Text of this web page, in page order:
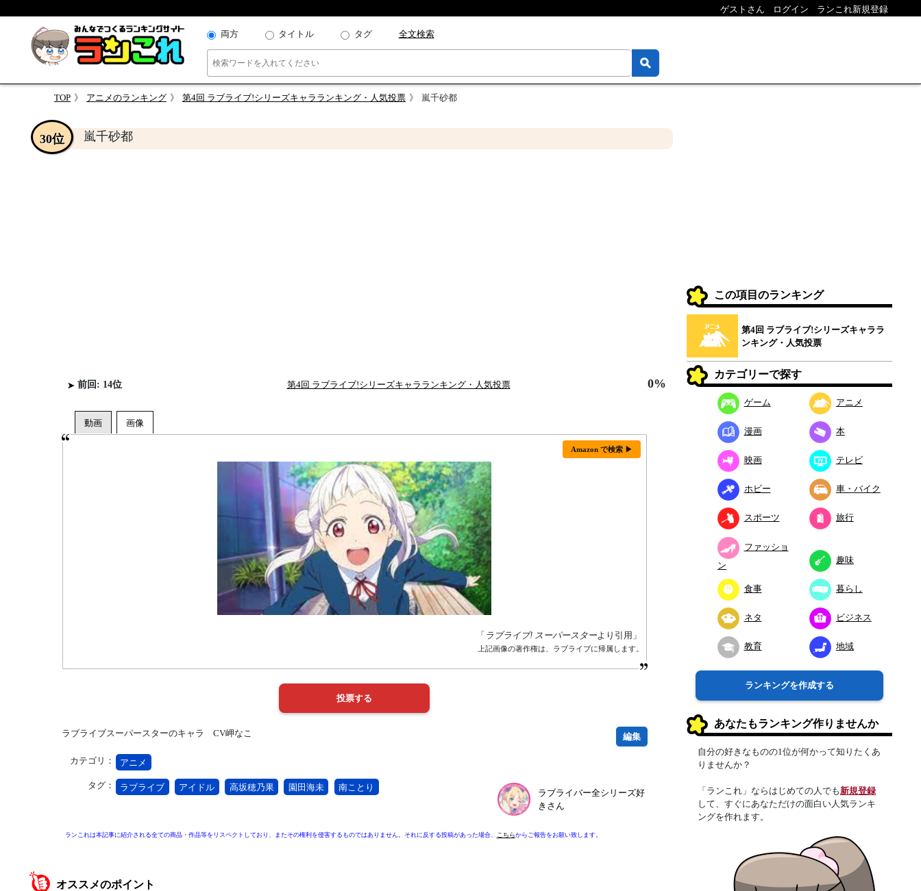
ゲストさん ログイン ランこれ新規登録
両方 タイトル タグ 全文検索
TOP アニメのランキング 第4回 ラブライブ!シリーズキャラランキング・人気投票 嵐千砂都
嵐千砂都
30位
前回: 14位 第4回 ラブライブ!シリーズキャラランキング・人気投票 0%
Amazon で検索 ▶
「 ラブライブ! スーパースターより引用」
上記画像の著作権は、ラブライブに帰属します。
ラブライブスーパースターのキャラ CV岬なこ
カテゴリ： アニメ
タグ： ラブライブ アイドル 高坂穂乃果 園田海未 南ことり
編集
ラブライバー全シリーズ好
きさん
ランこれは本記事に紹介される全ての商品・作品等をリスペクトしており、またその権利を侵害するものではありません。それに反する投稿があった場合、 こちらからご報告をお願い致します。
オススメのポイント
この項目のランキング
第4回 ラブライブ!シリーズキャララ
ンキング・人気投票
カテゴリーで探す
ゲーム アニメ
漫画 本
映画 テレビ
ホビー 車・バイク
スポーツ 旅行
ファッショ
ン
趣味
食事 暮らし
ネタ ビジネス
教育 地域
ランキングを作成する
あなたもランキング作りませんか
自分の好きなものの1位が何かって知りたくあ
りませんか？
「ランこれ」ならはじめての人でも新規登録
して、すぐにあなただけの面白い人気ランキ
ングを作れます。